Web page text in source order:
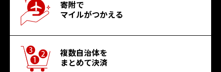
寄附で
マイルがつかえる
複数自治体を
まとめて決済